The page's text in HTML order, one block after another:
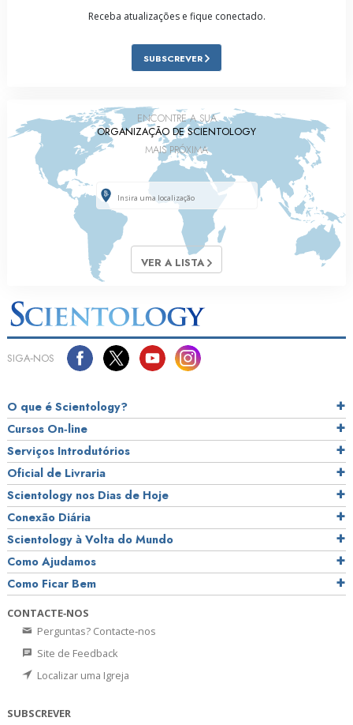
Receba atualizações e fique conectado.
SUBSCREVER
ENCONTRE A SUA
ORGANIZAÇÃO DE SCIENTOLOGY
MAIS PRÓXIMA
VER A LISTA
SIGA‑NOS
O que é Scientology?
Cursos On‑line
Serviços Introdutórios
Oficial de Livraria
Scientology nos Dias de Hoje
Conexão Diária
Scientology à Volta do Mundo
Como Ajudamos
Como Ficar Bem
CONTACTE‑NOS
Perguntas? Contacte‑nos
Site de Feedback
Localizar uma Igreja
SUBSCREVER